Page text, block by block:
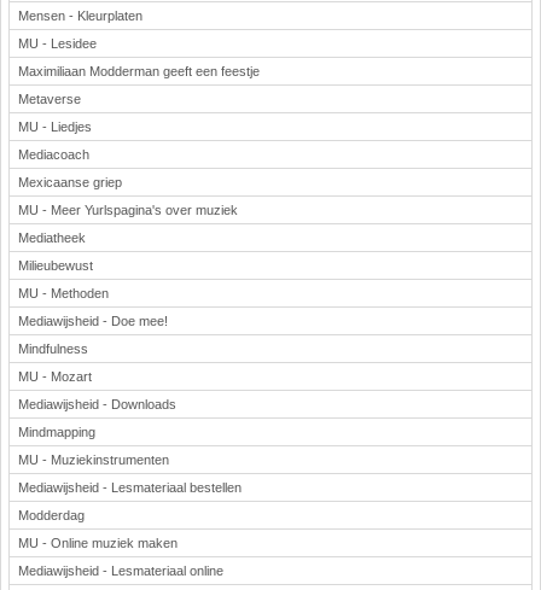
Mensen - Kleurplaten
MU - Lesidee
Maximiliaan Modderman geeft een feestje
Metaverse
MU - Liedjes
Mediacoach
Mexicaanse griep
MU - Meer Yurlspagina's over muziek
Mediatheek
Milieubewust
MU - Methoden
Mediawijsheid - Doe mee!
Mindfulness
MU - Mozart
Mediawijsheid - Downloads
Mindmapping
MU - Muziekinstrumenten
Mediawijsheid - Lesmateriaal bestellen
Modderdag
MU - Online muziek maken
Mediawijsheid - Lesmateriaal online